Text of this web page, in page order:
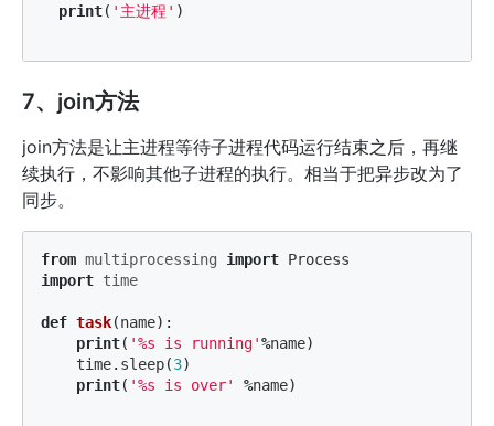
print( '主进程' )
7、join方法
join方法是让主进程等待子进程代码运行结束之后，再继
续执行，不影响其他子进程的执行。相当于把异步改为了
同步。
from multiprocessing import Process
import time
def task(name):
print( '%s is running'%name)
time. sleep(3)
print( '%s is over' %name)